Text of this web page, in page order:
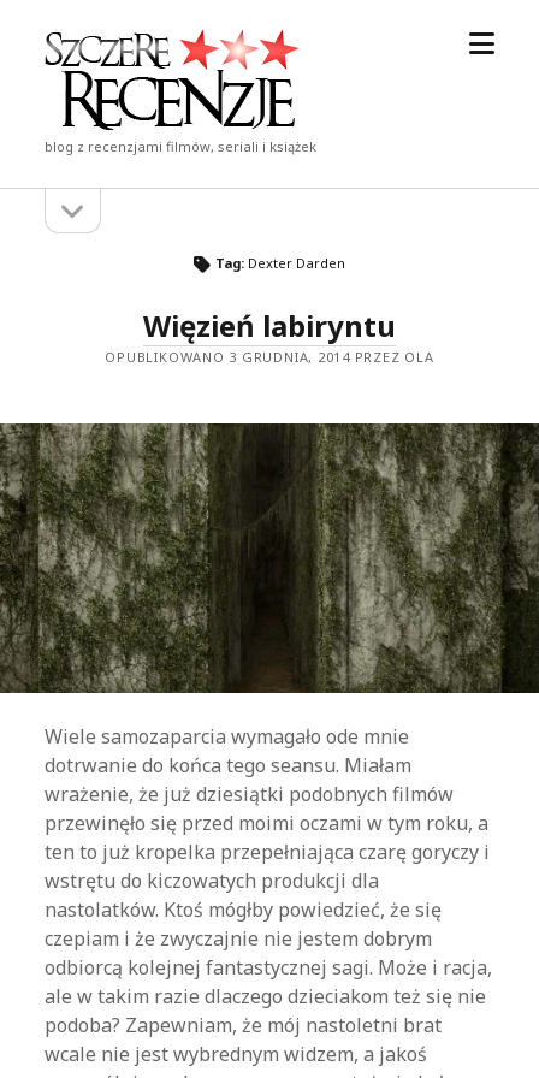
Szczere
Recenzje
blog z recenzjami filmów, seriali i książek
Pasekpasek
Tag: Dexter Darden
Więzień labiryntu
OPUBLIKOWANO 3 GRUDNIA, 2014 PRZEZ OLA
Wiele samozaparcia wymagało ode mnie
dotrwanie do końca tego seansu. Miałam
wrażenie, że już dziesiątki podobnych filmów
przewinęło się przed moimi oczami w tym roku, a
ten to już kropelka przepełniająca czarę goryczy i
wstrętu do kiczowatych produkcji dla
nastolatków. Ktoś mógłby powiedzieć, że się
czepiam i że zwyczajnie nie jestem dobrym
odbiorcą kolejnej fantastycznej sagi. Może i racja,
ale w takim razie dlaczego dzieciakom też się nie
podoba? Zapewniam, że mój nastoletni brat
wcale nie jest wybrednym widzem, a jakoś